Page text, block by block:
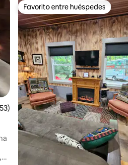
promedio: 4.91 de 5; 253
Favorito entre huéspedes
Favorito entre huéspedes